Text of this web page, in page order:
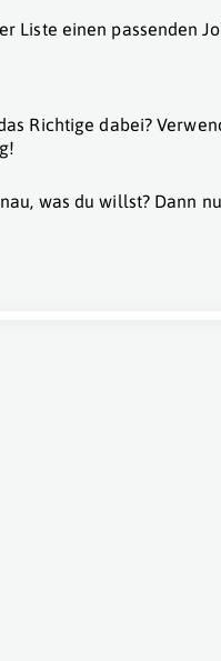
Liste einen passenden
Richtige dabei?
was du willst? Dann